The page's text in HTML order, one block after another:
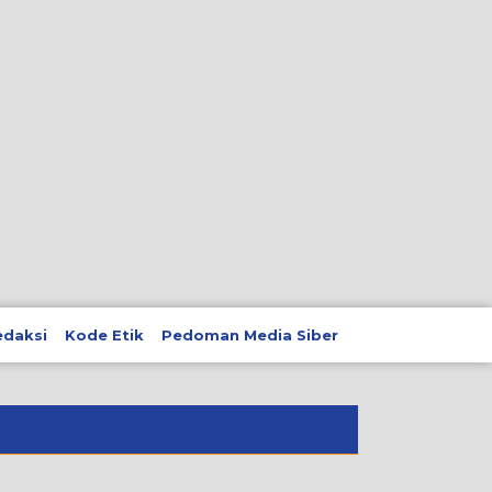
Kode Etik Pedoman Media Siber